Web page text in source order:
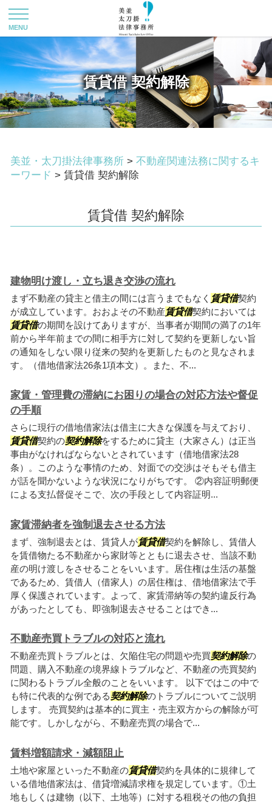
賃貸借 契約解除
美並・太刀掛法律事務所 > 不動産関連法務に関するキ
ーワード > 賃貸借 契約解除
賃貸借 契約解除
建物明け渡し・立ち退き交渉の流れ
まず不動産の貸主と借主の間には言うまでもなく 賃貸借契約
が成立しています。おおよその不動産賃貸借契約においては
賃貸借の期間を設けてありますが、当事者が期間の満了の1年
前から半年前までの間に相手方に対して契約を更新しない旨
の通知をしない限り従来の契約を更新したものと見なされま
す。（借地借家法26条1項本文）。また、不...
家賃・管理費の滞納にお困りの場合の対応方法や督促
の手順
さらに現行の借地借家法は借主に大きな保護を与えており、
賃貸借契約の契約解除をするために貸主（大家さん）は正当
事由がなければならないとされています（借地借家法28
条）。このような事情のため、対面での交渉はそもそも借主
が話を聞かないような状況になりがちです。 ②内容証明郵便
による支払督促そこで、次の手段として内容証明...
家賃滞納者を強制退去させる方法
まず、強制退去とは、賃貸人が賃貸借契約を解除し、賃借人
を賃借物たる不動産から家財等とともに退去させ、当該不動
産の明け渡しをさせることをいいます。居住権は生活の基盤
であるため、賃借人（借家人）の居住権は、借地借家法で手
厚く保護されています。よって、家賃滞納等の契約違反行為
があったとしても、即強制退去させることはでき...
不動産売買トラブルの対応と流れ
不動産売買トラブルとは、欠陥住宅の問題や売買契約解除の
問題、購入不動産の境界線トラブルなど、不動産の売買契約
に関わるトラブル全般のことをいいます。 以下ではこの中で
も特に代表的な例である契約解除のトラブルについてご説明
します。 売買契約は基本的に買主・売主双方からの解除が可
能です。しかしながら、不動産売買の場合で...
賃料増額請求・減額阻止
土地や家屋といった不動産の賃貸借契約を具体的に規律して
いる借地借家法は、借貸増減請求権を規定しています。①土
地もしくは建物（以下、土地等）に対する租税その他の負担